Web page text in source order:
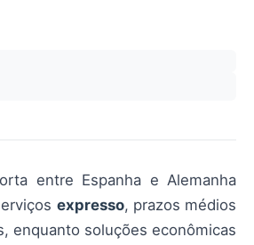
entre Espanha e Alemanha
expresso, prazos médios
enquanto soluções econômicas